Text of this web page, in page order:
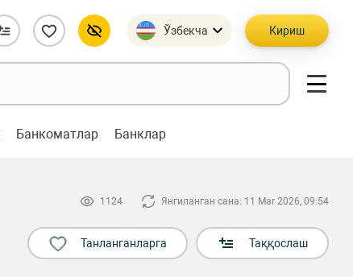
Ўзбекча Кириш
Банкоматлар Банклар
1124 Янгиланган сана: 11 Mar 2026, 09:54
Танланганларга Таққослаш